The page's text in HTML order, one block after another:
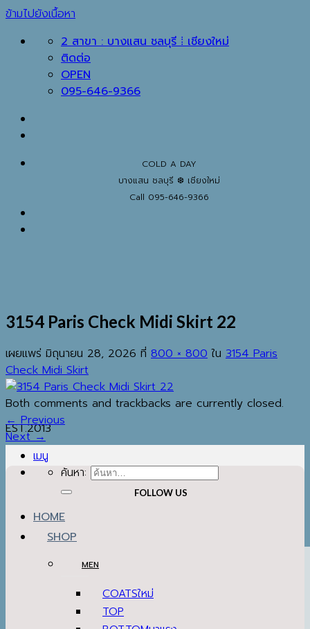
ข้ามไปยังเนื้อหา
2 สาขา : บางแสน ชลบุรี ⁞ เชียงใหม่
ติดต่อ
OPEN
095-646-9366
COLD A DAY
บางแสน ชลบุรี ❆ เชียงใหม่
Call 095-646-9366
EST.2013
เมนู
ค้นหา:
HOME
SHOP
MEN
COATS
TOP
3154 Paris Check Midi Skirt 22
เผยแพร่ มิถุนายน 28, 2026 ที่ 800 × 800 ใน 3154 Paris
Check Midi Skirt
Both comments and trackbacks are currently closed.
←Previous
Next→
FOLLOW US